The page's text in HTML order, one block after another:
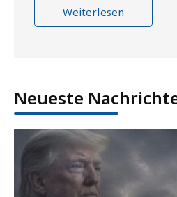
Weiterlesen
Neueste